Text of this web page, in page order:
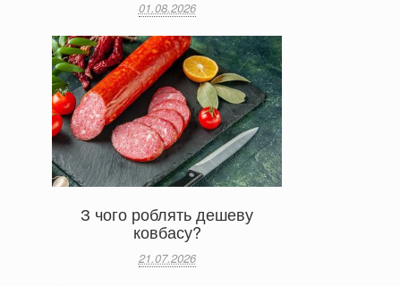
01.08.2026
З чого роблять дешеву
ковбасу?
21.07.2026